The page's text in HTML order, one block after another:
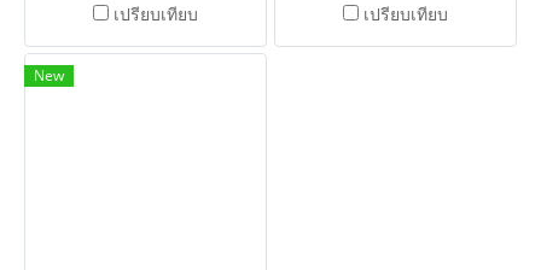
เปรียบเทียบ
เปรียบเทียบ
New